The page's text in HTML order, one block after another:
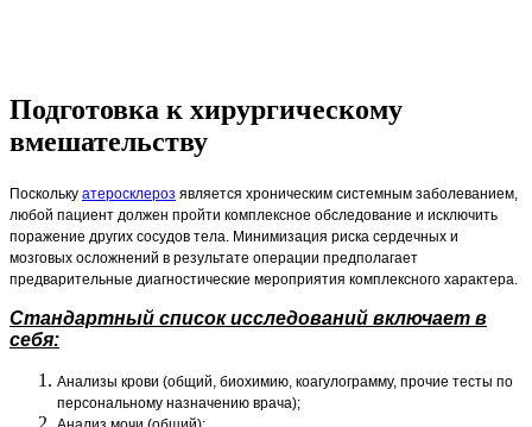
Подготовка к хирургическому
вмешательству
Поскольку атеросклероз является хроническим системным заболеванием,
любой пациент должен пройти комплексное обследование и исключить
поражение других сосудов тела. Минимизация риска сердечных и
мозговых осложнений в результате операции предполагает
предварительные диагностические мероприятия комплексного характера.
Стандартный список исследований включает в
себя:
Анализы крови (общий, биохимию, коагулограмму, прочие тесты по
персональному назначению врача);